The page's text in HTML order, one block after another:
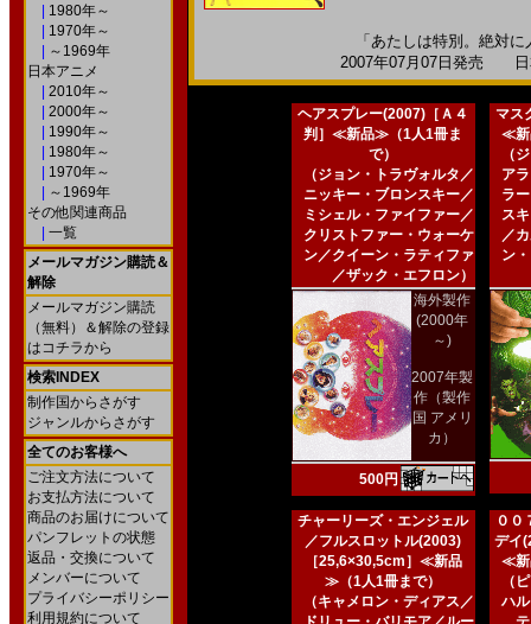
1980年～
1970年～
～1969年
日本アニメ
2010年～
2000年～
1990年～
1980年～
1970年～
～1969年
その他関連商品
一覧
メールマガジン購読＆
解除
メールマガジン購読
（無料）＆解除の登録
はコチラから
検索INDEX
制作国からさがす
ジャンルからさがす
全てのお客様へ
ご注文方法について
お支払方法について
商品のお届けについて
パンフレットの状態
返品・交換について
メンバーについて
プライバシーポリシー
利用規約について
「あたしは特別。絶対に
2007年07月07日発売 日
ヘアスプレー(2007)［Ａ４
判］≪新品≫（1人1冊ま
で）
（ジョン・トラヴォルタ／
ニッキー・ブロンスキー／
ミシェル・ファイファー／
クリストファー・ウォーケ
ン／クイーン・ラティファ
／ザック・エフロン）
海外製作
(2000年
～)
2007年製
作（製作
国 アメリ
カ）
500円
マス
≪新
（
ア
ラ
ス
／
ン
チャーリーズ・エンジェル
／フルスロットル(2003)
［25,6×30,5cm］≪新品
≫（1人1冊まで）
（キャメロン・ディアス／
００
デイ
≪新
（
ハ